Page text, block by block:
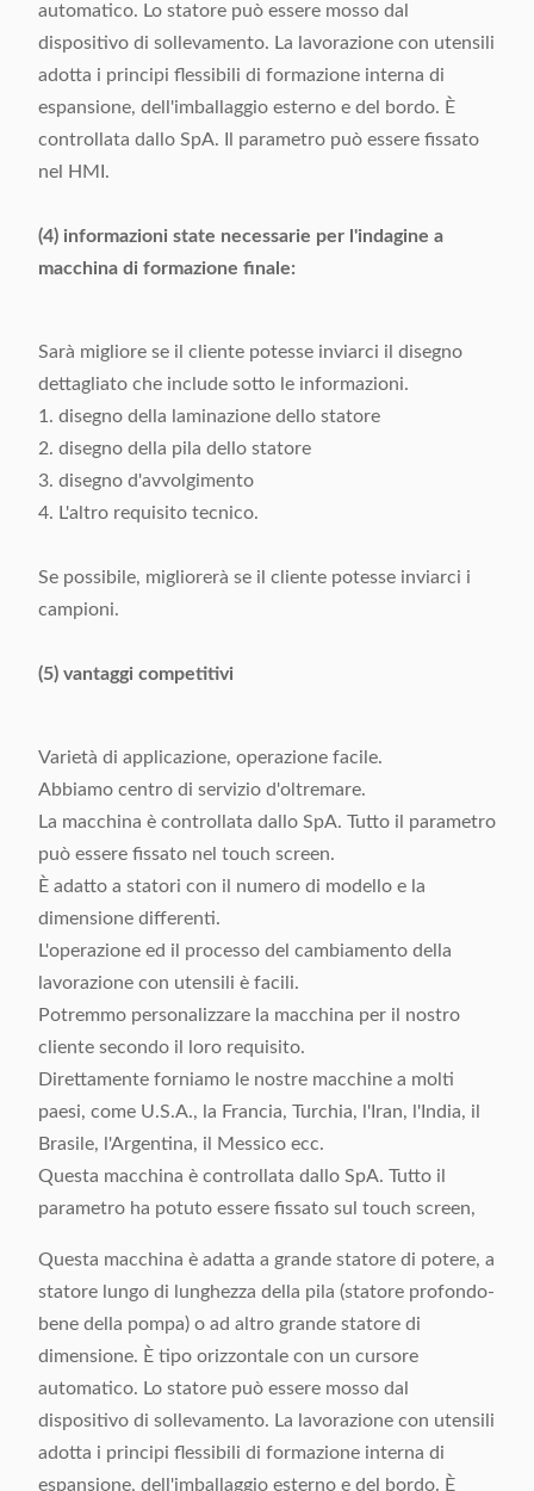
automatico. Lo statore può essere mosso dal
dispositivo di sollevamento. La lavorazione con utensili
adotta i principi flessibili di formazione interna di
espansione, dell'imballaggio esterno e del bordo. È
controllata dallo SpA. Il parametro può essere fissato
nel HMI.
(4) informazioni state necessarie per l'indagine a
macchina di formazione finale:
Sarà migliore se il cliente potesse inviarci il disegno
dettagliato che include sotto le informazioni.
1. disegno della laminazione dello statore
2. disegno della pila dello statore
3. disegno d'avvolgimento
4. L'altro requisito tecnico.
Se possibile, migliorerà se il cliente potesse inviarci i
campioni.
(5) vantaggi competitivi
Varietà di applicazione, operazione facile.
Abbiamo centro di servizio d'oltremare.
La macchina è controllata dallo SpA. Tutto il parametro
può essere fissato nel touch screen.
È adatto a statori con il numero di modello e la
dimensione differenti.
L'operazione ed il processo del cambiamento della
lavorazione con utensili è facili.
Potremmo personalizzare la macchina per il nostro
cliente secondo il loro requisito.
Direttamente forniamo le nostre macchine a molti
paesi, come U.S.A., la Francia, Turchia, l'Iran, l'India, il
Brasile, l'Argentina, il Messico ecc.
Questa macchina è controllata dallo SpA. Tutto il
parametro ha potuto essere fissato sul touch screen,
Questa macchina è adatta a grande statore di potere, a
statore lungo di lunghezza della pila (statore profondo-
bene della pompa) o ad altro grande statore di
dimensione. È tipo orizzontale con un cursore
automatico. Lo statore può essere mosso dal
dispositivo di sollevamento. La lavorazione con utensili
adotta i principi flessibili di formazione interna di
espansione, dell'imballaggio esterno e del bordo. È